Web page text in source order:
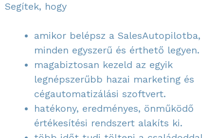
Segítek, hogy
amikor belépsz a SalesAutopilotba,
minden egyszerű és érthető legyen.
magabiztosan kezeld az egyik
legnépszerűbb hazai marketing és
cégautomatizálási szoftvert.
hatékony, eredményes, önműködő
értékesítési rendszert alakíts ki.